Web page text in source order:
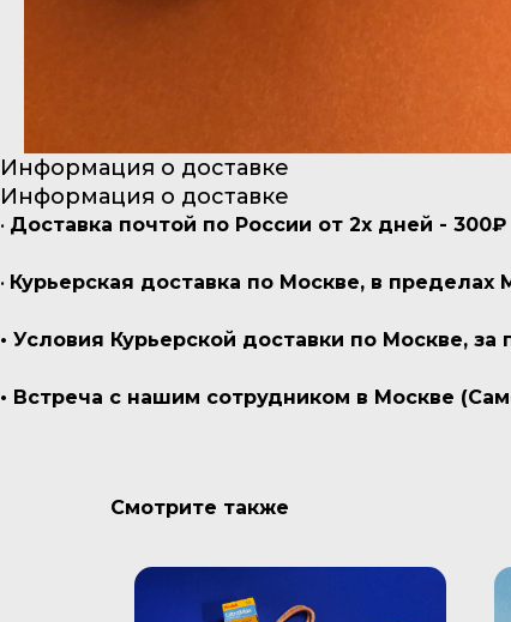
Информация о доставке
Информация о доставке
• Доставка почтой по России от 2х дней - 300₽
• Курьерская доставка по Москве, в
• Условия Курьерской доставки по Москве,
• Встреча с нашим сотрудником в Москве
Смотрите также